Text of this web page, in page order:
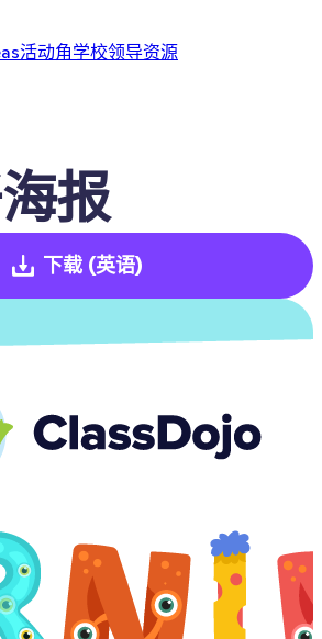
活动角学校领导资源
报
下载 (英语)